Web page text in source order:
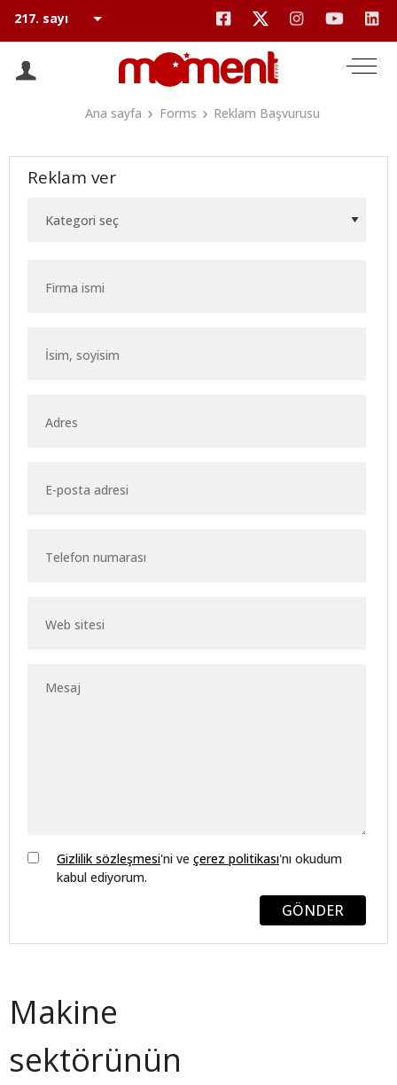
Ana sayfa Forms Reklam Başvurusu
Reklam ver
Gizlilik sözleşmesi'ni ve çerez politikası'nı okudum
kabul ediyorum.
GÖNDER
Makine
sektörünün